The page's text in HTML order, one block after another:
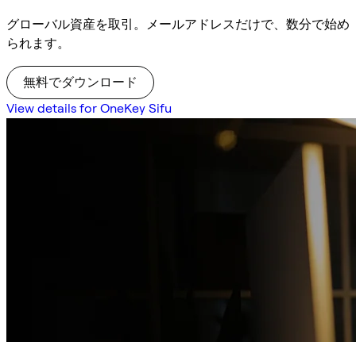
グローバル資産を取引。メールアドレスだけで、数分で始め
られます。
無料でダウンロード
View details for OneKey Sifu